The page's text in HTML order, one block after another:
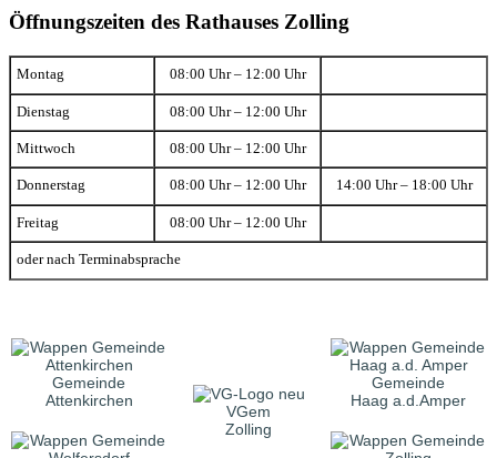
Öffnungszeiten des Rathauses Zolling
Montag 08:00 Uhr – 12:00 Uhr
Dienstag 08:00 Uhr – 12:00 Uhr
Mittwoch 08:00 Uhr – 12:00 Uhr
Donnerstag 08:00 Uhr – 12:00 Uhr 14:00 Uhr – 18:00 Uhr
Freitag 08:00 Uhr – 12:00 Uhr
oder nach Terminabsprache
Gemeinde
Attenkirchen
VGem
Zolling
Gemeinde
Haag a.d.Amper